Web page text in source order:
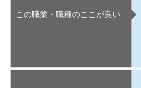
この職業・職種のここが良い